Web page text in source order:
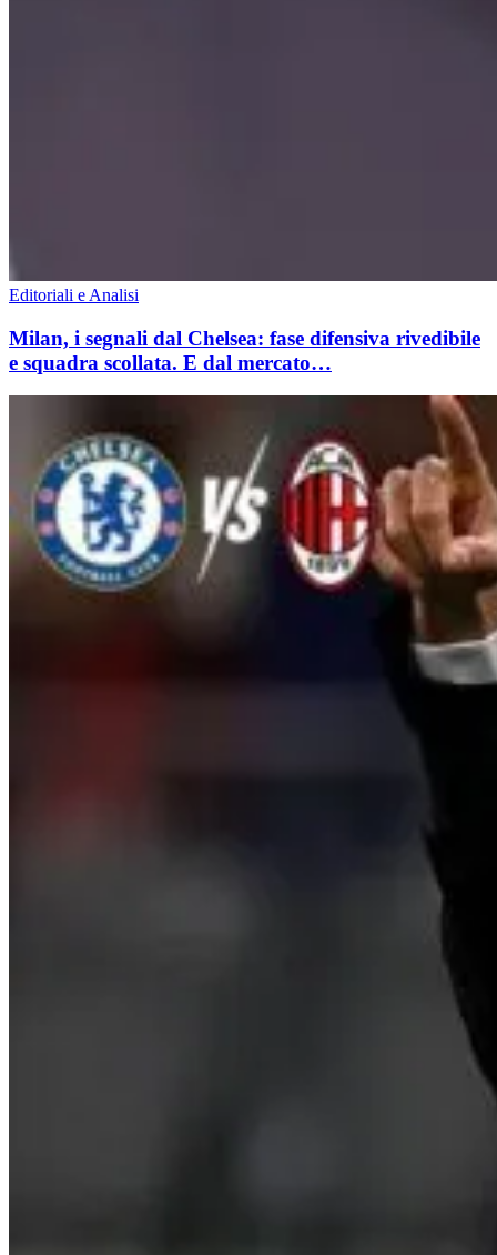
Editoriali e Analisi
Milan, i segnali dal Chelsea: fase difensiva rivedibile
e squadra scollata. E dal mercato…